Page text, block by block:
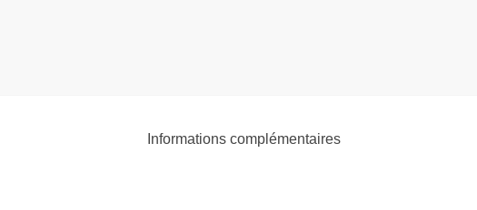
Informations complémentaires